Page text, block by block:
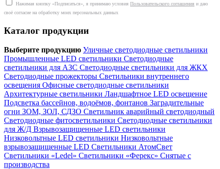
Нажимая кнопку «Подписаться», я принимаю условия Пользовательского соглашения и даю
своё согласие на обработку моих персональных данных
Каталог продукции
Выберите продукцию Уличные светодиодные светильники
Промышленные LED светильники Светодиодные
светильники для АЗС Светодиодные светильники для ЖКХ
Светодиодные прожекторы Светильники внутреннего
освещения Офисные светодиодные светильники
Архитектурные светильники Ландшафтное LED освещение
Подсветка бассейнов, водоёмов, фонтанов Заградительные
огни ЗОМ, ЗОЛ, СДЗО Светильник аварийный светодиодный
Светодиодные фитосветильники Светодиодные светильники
для Ж/Д Взрывозащищенные LED светильники
Низковольтные LED светильники Низковольтные
взрывозащищенные LED Светильники АтомСвет
Светильники «Ledel» Светильники «Ферекс» Снятые с
производства